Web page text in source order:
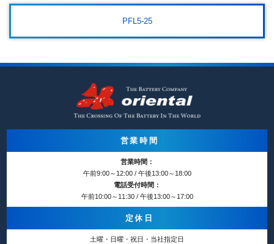
PFL5-25
営業時間
営業時間：
午前9:00～12:00 / 午後13:00～18:00
電話受付時間：
午前10:00～11:30 / 午後13:00～17:00
定休日
土曜・日曜・祝日・当社指定日